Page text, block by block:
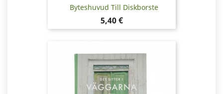
Byteshuvud Till Diskborste
Pris
5,40 €